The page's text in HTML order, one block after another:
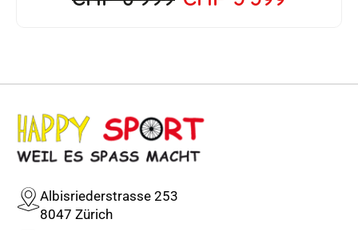
Albisriederstrasse 253
8047 Zürich